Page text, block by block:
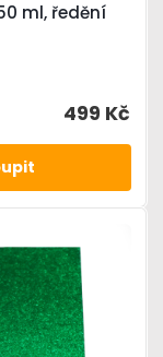
ml, ředění
499 Kč